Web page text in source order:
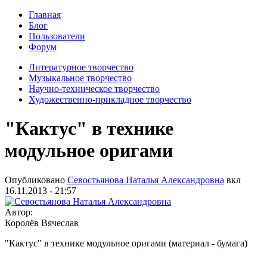
Главная
Блог
Пользователи
Форум
Литературное творчество
Музыкальное творчество
Научно-техническое творчество
Художественно-прикладное творчество
"Кактус" в технике
модульное оригами
Опубликовано Севостьянова Наталья Александровна вкл
16.11.2013 - 21:57
Автор:
Королёв Вячеслав
"Кактус" в технике модульное оригами (материал - бумага)